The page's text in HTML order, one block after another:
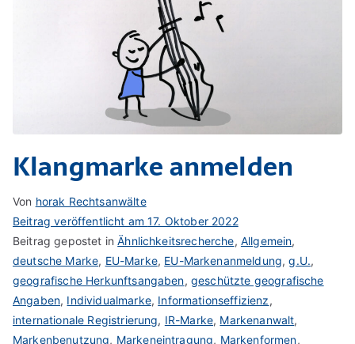
Klangmarke anmelden
Von horak Rechtsanwälte
Beitrag veröffentlicht am17. Oktober 2022
Beitrag gepostet inÄhnlichkeitsrecherche, Allgemein,
deutsche Marke, EU-Marke, EU-Markenanmeldung,g.U.,
geografische Herkunftsangaben, geschützte geografische
Angaben, Individualmarke, Informationseffizienz,
internationale Registrierung, IR-Marke, Markenanwalt,
Markenbenutzung, Markeneintragung, Markenformen,